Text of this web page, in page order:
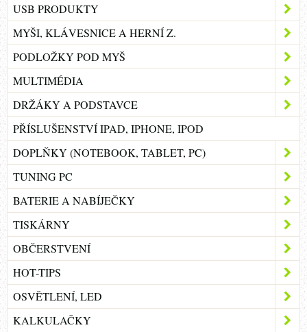
USB PRODUKTY
MYŠI, KLÁVESNICE A HERNÍ Z.
PODLOŽKY POD MYŠ
MULTIMÉDIA
DRŽÁKY A PODSTAVCE
PŘÍSLUŠENSTVÍ IPAD, IPHONE, IPOD
DOPLŇKY (NOTEBOOK, TABLET, PC)
TUNING PC
BATERIE A NABÍJEČKY
TISKÁRNY
OBČERSTVENÍ
HOT-TIPS
OSVĚTLENÍ, LED
KALKULAČKY